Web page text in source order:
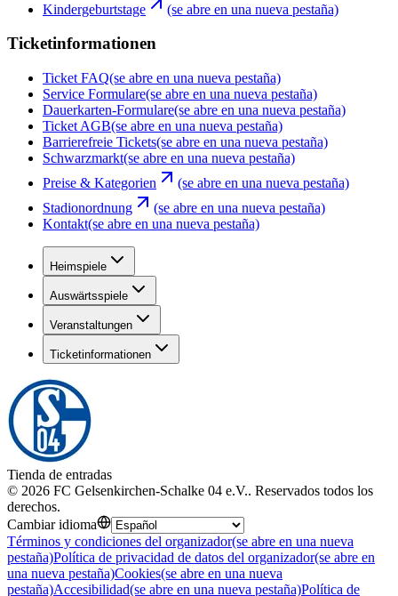
Kindergeburtstage
(se abre en una nueva pestaña)
Ticketinformationen
Ticket FAQ(se abre en una nueva pestaña)
Service Formulare(se abre en una nueva pestaña)
Dauerkarten-Formulare(se abre en una nueva pestaña)
Ticket AGB(se abre en una nueva pestaña)
Barrierefreie Tickets(se abre en una nueva pestaña)
Schwarzmarkt(se abre en una nueva pestaña)
Preise & Kategorien
(se abre en una nueva pestaña)
Stadionordnung
(se abre en una nueva pestaña)
Kontakt(se abre en una nueva pestaña)
Heimspiele
Auswärtsspiele
Veranstaltungen
Ticketinformationen
Tienda de entradas
© 2026 FC Gelsenkirchen-Schalke 04 e.V.. Reservados todos los
derechos.
Cambiar idioma
Términos y condiciones del organizador(se abre en una nueva
pestaña)Política de privacidad de datos del organizador(se abre en
una nueva pestaña)Cookies(se abre en una nueva
pestaña)Accesibilidad(se abre en una nueva pestaña)Política de